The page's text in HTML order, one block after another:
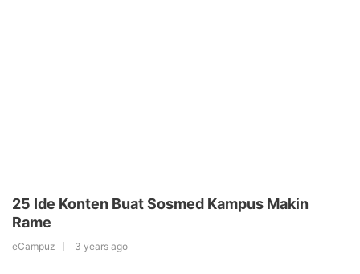
25 Ide Konten Buat Sosmed Kampus Makin
Rame
eCampuz 3 years ago